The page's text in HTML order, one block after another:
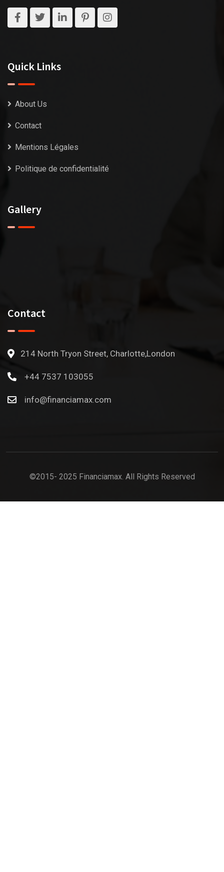
Quick Links
About Us
Contact
Mentions Légales
Politique de confidentialité
Gallery
Contact
214 North Tryon Street, Charlotte,London
+44 7537 103055
info@financiamax.com
©2015- 2025 Financiamax. All Rights Reserved